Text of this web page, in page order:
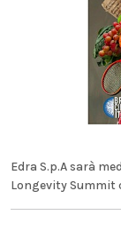
Edra S.p.A sarà
Longevity Summit